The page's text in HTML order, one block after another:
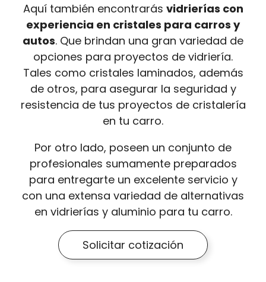
Aquí también encontrarás vidrierías con
experiencia en cristales para carros y
autos. Que brindan una gran variedad de
opciones para proyectos de vidriería.
Tales como cristales laminados, además
de otros, para asegurar la seguridad y
resistencia de tus proyectos de cristalería
en tu carro.
Por otro lado, poseen un conjunto de
profesionales sumamente preparados
para entregarte un excelente servicio y
con una extensa variedad de alternativas
en vidrierías y aluminio para tu carro.
Solicitar cotización